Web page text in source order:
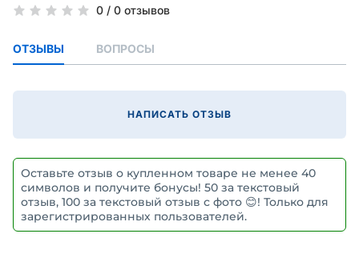
0 / 0 отзывов
ОТЗЫВЫ ВОПРОСЫ
НАПИСАТЬ ОТЗЫВ
Оставьте отзыв о купленном товаре не менее 40
символов и получите бонусы! 50 за текстовый
отзыв, 100 за текстовый отзыв с фото 😊! Только для
зарегистрированных пользователей.